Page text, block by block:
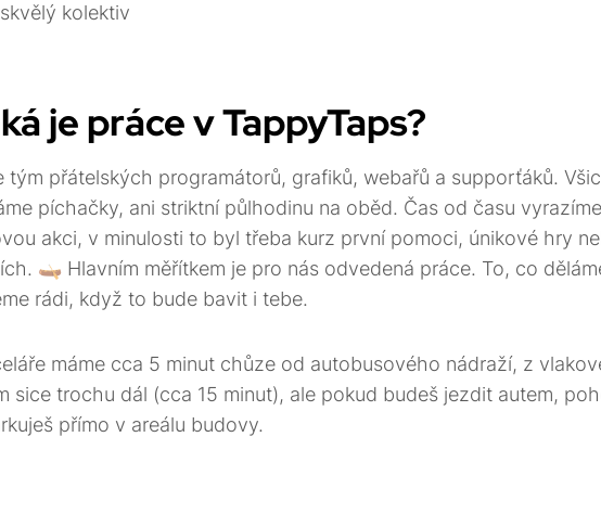
skvělý kolektiv
je práce v TappyTaps?
tým přátelských programátorů, grafiků, webařů a supporťáků.
píchačky, ani striktní půlhodinu na oběd. Čas od času
akci, v minulosti to byl třeba kurz první pomoci, únikové hry
🛶 Hlavním měřítkem je pro nás odvedená práce. To, co
rádi, když to bude bavit i tebe.
máme cca 5 minut chůze od autobusového nádraží, z
sice trochu dál (cca 15 minut), ale pokud budeš jezdit autem,
přímo v areálu budovy.